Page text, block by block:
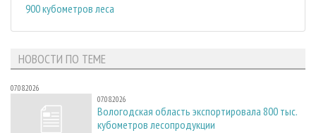
900 кубометров леса
НОВОСТИ ПО ТЕМЕ
07.08.2026
07.08.2026
Вологодская область экспортировала 800 тыс.
кубометров лесопродукции